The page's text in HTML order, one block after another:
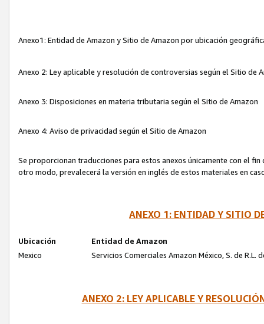
Anexo1: Entidad de Amazon y Sitio de Amazon por ubicación
Anexo 2: Ley aplicable y resolución de controversias según el Sitio de
Anexo 3: Disposiciones en materia tributaria según el Sitio de Amazon
Anexo 4: Aviso de privacidad según el Sitio de Amazon
Se proporcionan traducciones para estos anexos únicamente con el
otro modo, prevalecerá la versión en inglés de estos materiales en
ANEXO 1: ENTIDAD Y SITIO
Ubicación
Entidad de Amazon
Mexico
Servicios Comerciales Amazon México, S. de R.L.
ANEXO 2: LEY APLICABLE Y